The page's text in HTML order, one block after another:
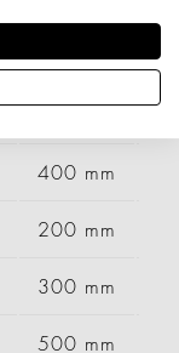
200 mm
400 mm
200 mm
300 mm
500 mm